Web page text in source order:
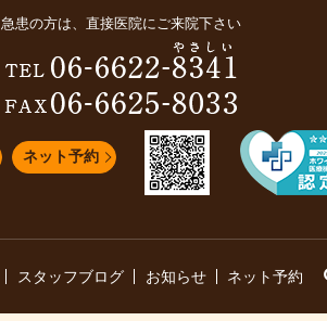
急患の方は、直接医院にご来院下さい
ネット予約
スタッフブログ お知らせ ネット予約